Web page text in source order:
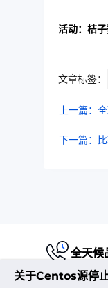
活动：桔
文章标签：
上一篇：
下一篇：
全天候
关于Centos源停